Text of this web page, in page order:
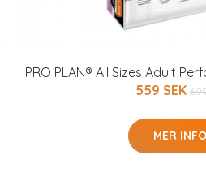
PRO PLAN® All Sizes Adult
559 SEK
MER